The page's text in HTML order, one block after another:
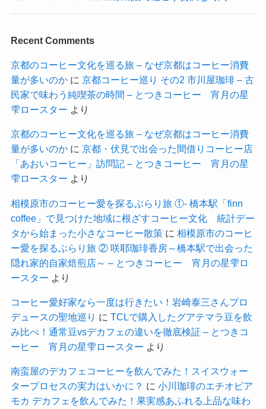
Recent Comments
京都のコーヒー文化を巡る旅 – なぜ京都はコーヒー消費
量が多いのかに 京都コーヒー巡り その2 市川屋珈琲 – 古
民家で味わう純喫茶の時間 – とつきコーヒー 宵月の星
雫ロースター より
京都のコーヒー文化を巡る旅 – なぜ京都はコーヒー消費
量が多いのかに 京都・伏見で出会った間借りコーヒー店
「あおいコーヒー」訪問記 – とつきコーヒー 宵月の星
雫ロースター より
相模原市のコーヒー愛を探るぶらり旅 ①- 橋本駅「finn
coffee」で見つけた地域に根ざすコーヒー文化 統計デー
タから始まった小さなコーヒー散策に 相模原市のコーヒ
ー愛を探るぶらり旅 ② 咲耶珈琲香房～橋本駅で出会った
隠れ家的自家焙煎店～ – とつきコーヒー 宵月の星雫ロ
ースター より
コーヒー愛好家なら一度は行きたい！岩崎泰三さんプロ
デュースの聖地巡り に TCLで購入したグアテマラ豆を飲
み比べ！通常豆vsデカフェの違いを徹底検証 – とつきコ
ーヒー 宵月の星雫ロースター より
南蛮屋のデカフェコーヒーを飲んでみた！スイスウォー
タープロセスの実力はいかに？ に 小川珈琲のエチオピア
モカ デカフェを飲んでみた！果実感あふれる上品な味わ